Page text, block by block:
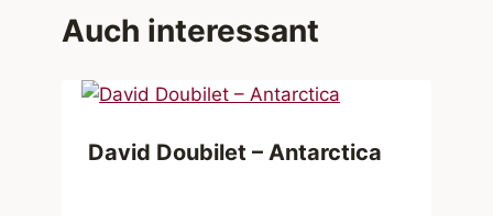
Auch interessant
David Doubilet – Antarctica